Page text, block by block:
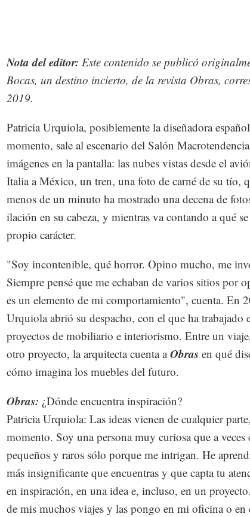
Nota del editor: Este contenido se publicó
Bocas, un destino incierto, de la revista Obras,
2019.
Patricia Urquiola, posiblemente la diseñadora
momento, sale al escenario del Salón
imágenes en la pantalla: las nubes vistas desde el
Italia a México, un tren, una foto de carné de su tío,
menos de un minuto ha mostrado una decena de
ilación en su cabeza, y mientras va contando a qué
propio carácter.
"Soy incontenible, qué horror. Opino mucho, me
Siempre pensé que me echaban de varios sitios por
es un elemento de mi comportamiento", cuenta. En
Urquiola abrió su despacho, con el que ha trabajado
proyectos de mobiliario e interiorismo. Entre un
otro proyecto, la arquitecta cuenta aObras en qué
cómo imagina los muebles del futuro.
Obras: ¿Dónde encuentra inspiración?
Patricia Urquiola: Las ideas vienen de cualquier
momento. Soy una persona muy curiosa que a
pequeños y raros sólo porque me intrigan. He
más insignificante que encuentras y que capta tu
en inspiración, en una idea e, incluso, en un
de mis muchos viajes y las pongo en mi oficina o en